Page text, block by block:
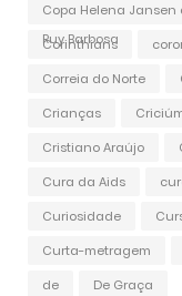
Copa Helena Jansen
Ruy Barbosa
Corinthians
Correia do Norte
Crianças
Cristiano Araújo
Cura da Aids
Curiosidade
Curta-metragem
de
De Graça